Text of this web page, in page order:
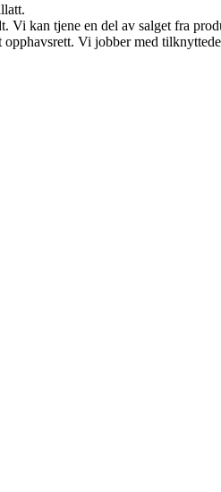
Vi kan tjene en del av salget fra
Vi jobber med